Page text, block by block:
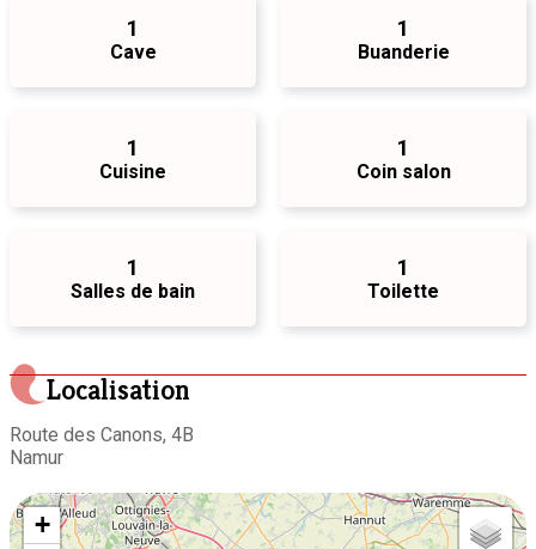
1
Cave
1
Buanderie
1
Cuisine
1
Coin salon
1
Salles de bain
1
Toilette
Localisation
Route des Canons, 4B
Namur
+